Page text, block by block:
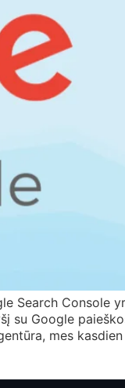
Search Console
su Google
mes